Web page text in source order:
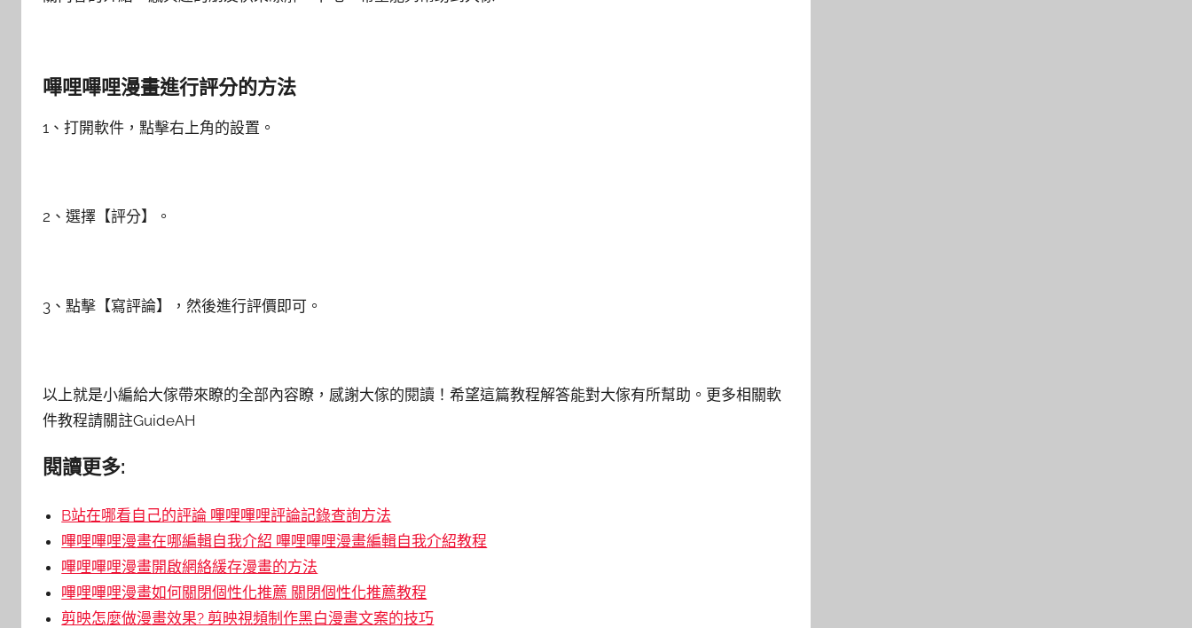
嗶哩嗶哩漫畫進行評分的方法
1、打開軟件，點擊右上角的設置。
2、選擇【評分】。
3、點擊【寫評論】，然後進行評價即可。
以上就是小編給大傢帶來瞭的全部內容瞭，感謝大傢的閱讀！希望這篇教程解答能對大傢有所幫助。更多相關軟
件教程請關註GuideAH
閱讀更多:
B站在哪看自己的評論 嗶哩嗶哩評論記錄查詢方法
嗶哩嗶哩漫畫在哪編輯自我介紹 嗶哩嗶哩漫畫編輯自我介紹教程
嗶哩嗶哩漫畫開啟網絡緩存漫畫的方法
嗶哩嗶哩漫畫如何關閉個性化推薦 關閉個性化推薦教程
剪映怎麼做漫畫效果? 剪映視頻制作黑白漫畫文案的技巧